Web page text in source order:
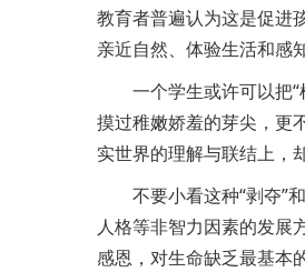
教育者普遍认为这是促进
亲近自然、体验生活和感
一个学生或许可以把
摸过稚嫩娇羞的芽尖，更
实世界的理解与联结上，
不要小看这种“剥夺”
人格等非智力因素的发展
感恩，对生命缺乏最基本